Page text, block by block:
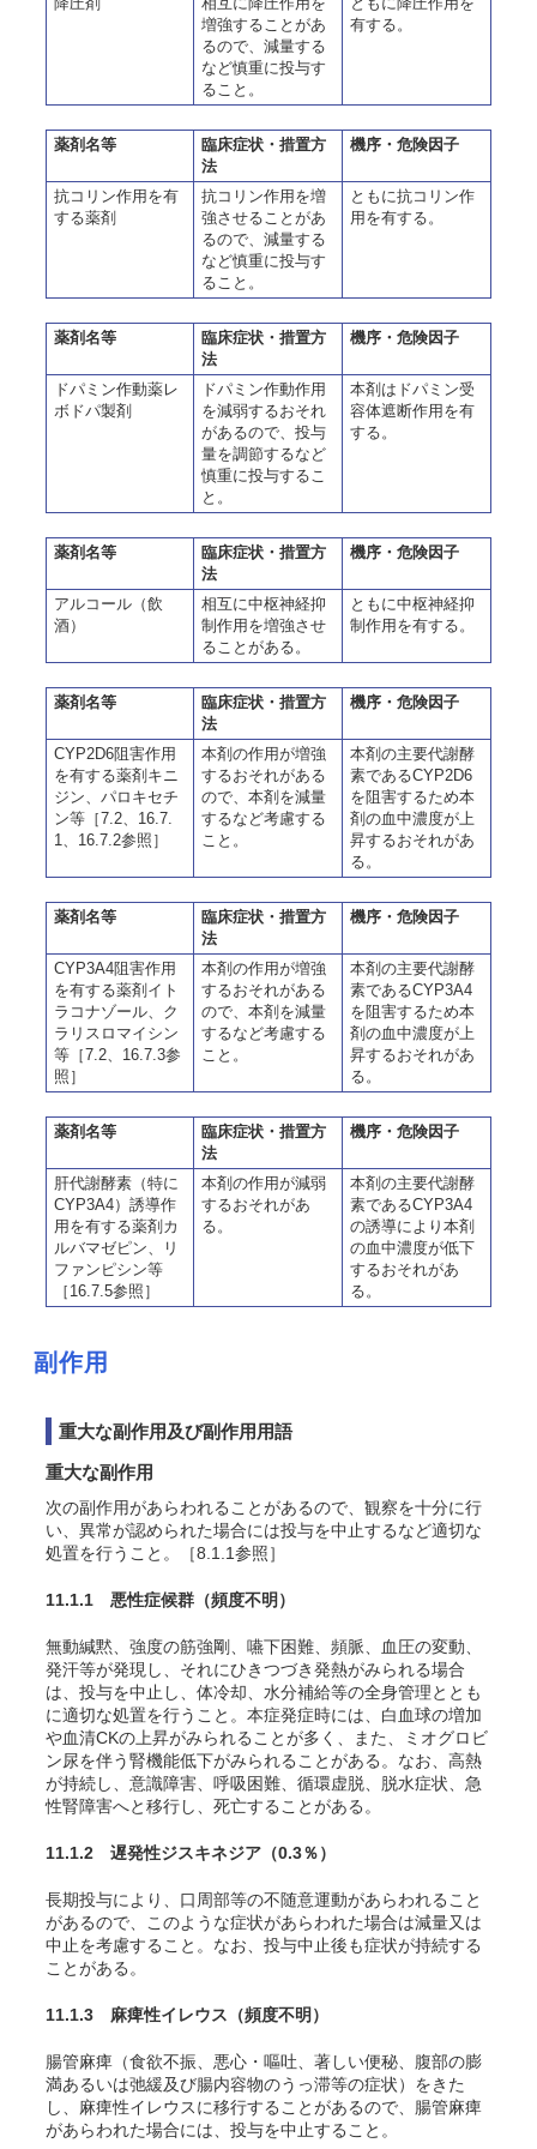
増強することがあ
るので、減量する
など慎重に投与す
ること。
有する。
薬剤名等
臨床症状・措置方
法
機序・危険因子
抗コリン作用を有
する薬剤
抗コリン作用を増
強させることがあ
るので、減量する
など慎重に投与す
ること。
ともに抗コリン作
用を有する。
薬剤名等
臨床症状・措置方
法
機序・危険因子
ドパミン作動薬レ
ボドパ製剤
ドパミン作動作用
を減弱するおそれ
があるので、投与
量を調節するなど
慎重に投与するこ
と。
本剤はドパミン受
容体遮断作用を有
する。
薬剤名等
臨床症状・措置方
法
機序・危険因子
アルコール（飲
酒）
相互に中枢神経抑
制作用を増強させ
ることがある。
ともに中枢神経抑
制作用を有する。
薬剤名等
臨床症状・措置方
法
機序・危険因子
CYP2D6阻害作用
を有する薬剤キニ
ジン、パロキセチ
ン等［7.2、16.7.
1、16.7.2参照］
本剤の作用が増強
するおそれがある
ので、本剤を減量
するなど考慮する
こと。
本剤の主要代謝酵
素であるCYP2D6
を阻害するため本
剤の血中濃度が上
昇するおそれがあ
る。
薬剤名等
臨床症状・措置方
法
機序・危険因子
CYP3A4阻害作用
を有する薬剤イト
ラコナゾール、ク
ラリスロマイシン
等［7.2、16.7.3参
照］
本剤の作用が増強
するおそれがある
ので、本剤を減量
するなど考慮する
こと。
本剤の主要代謝酵
素であるCYP3A4
を阻害するため本
剤の血中濃度が上
昇するおそれがあ
る。
薬剤名等
臨床症状・措置方
法
機序・危険因子
肝代謝酵素（特に
CYP3A4）誘導作
用を有する薬剤カ
ルバマゼピン、リ
ファンピシン等
［16.7.5参照］
本剤の作用が減弱
するおそれがあ
る。
本剤の主要代謝酵
素であるCYP3A4
の誘導により本剤
の血中濃度が低下
するおそれがあ
る。
副作用
重大な副作用及び副作用用語
重大な副作用
次の副作用があらわれることがあるので、観察を十分に行
い、異常が認められた場合には投与を中止するなど適切な
処置を行うこと。［8.1.1参照］
11.1.1 悪性症候群 （頻度不明）
無動緘黙、強度の筋強剛、嚥下困難、頻脈、血圧の変動、
発汗等が発現し、それにひきつづき発熱がみられる場合
は、投与を中止し、体冷却、水分補給等の全身管理ととも
に適切な処置を行うこと。本症発症時には、白血球の増加
や血清CKの上昇がみられることが多く、また、ミオグロビ
ン尿を伴う腎機能低下がみられることがある。なお、高熱
が持続し、意識障害、呼吸困難、循環虚脱、脱水症状、急
性腎障害へと移行し、死亡することがある。
11.1.2 遅発性ジスキネジア （0.3％）
長期投与により、口周部等の不随意運動があらわれること
があるので、このような症状があらわれた場合は減量又は
中止を考慮すること。なお、投与中止後も症状が持続する
ことがある。
11.1.3 麻痺性イレウス （頻度不明）
腸管麻痺（食欲不振、悪心・嘔吐、著しい便秘、腹部の膨
満あるいは弛緩及び腸内容物のうっ滞等の症状）をきた
し、麻痺性イレウスに移行することがあるので、腸管麻痺
があらわれた場合には、投与を中止すること。